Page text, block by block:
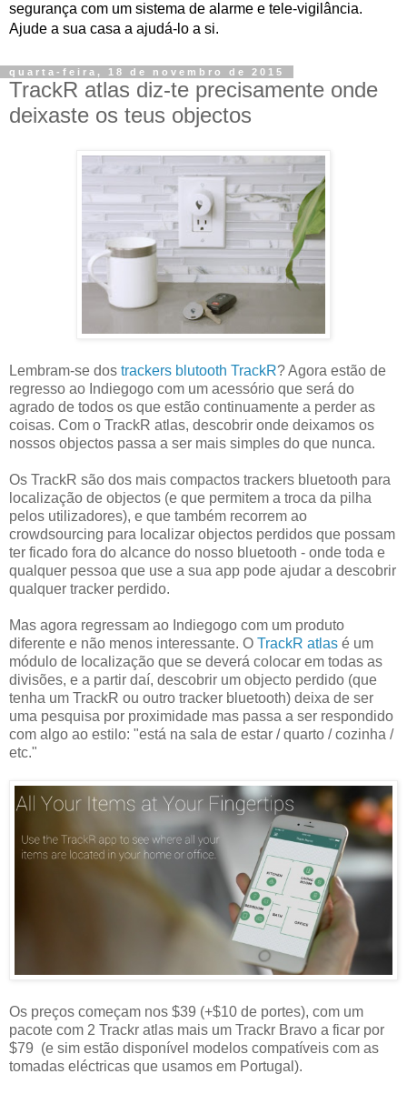
segurança com um sistema de alarme e tele-vigilância.
Ajude a sua casa a ajudá-lo a si.
quarta-feira, 18 de novembro de 2015
TrackR atlas diz-te precisamente onde
deixaste os teus objectos
Lembram-se dos trackers blutooth TrackR? Agora estão de
regresso ao Indiegogo com um acessório que será do
agrado de todos os que estão continuamente a perder as
coisas. Com o TrackR atlas, descobrir onde deixamos os
nossos objectos passa a ser mais simples do que nunca.
Os TrackR são dos mais compactos trackers bluetooth para
localização de objectos (e que permitem a troca da pilha
pelos utilizadores), e que também recorrem ao
crowdsourcing para localizar objectos perdidos que possam
ter ficado fora do alcance do nosso bluetooth - onde toda e
qualquer pessoa que use a sua app pode ajudar a descobrir
qualquer tracker perdido.
Mas agora regressam ao Indiegogo com um produto
diferente e não menos interessante. O TrackR atlas é um
módulo de localização que se deverá colocar em todas as
divisões, e a partir daí, descobrir um objecto perdido (que
tenha um TrackR ou outro tracker bluetooth) deixa de ser
uma pesquisa por proximidade mas passa a ser respondido
com algo ao estilo: "está na sala de estar / quarto / cozinha /
etc."
Os preços começam nos $39 (+$10 de portes), com um
pacote com 2 Trackr atlas mais um Trackr Bravo a ficar por
$79 (e sim estão disponível modelos compatíveis com as
tomadas eléctricas que usamos em Portugal).